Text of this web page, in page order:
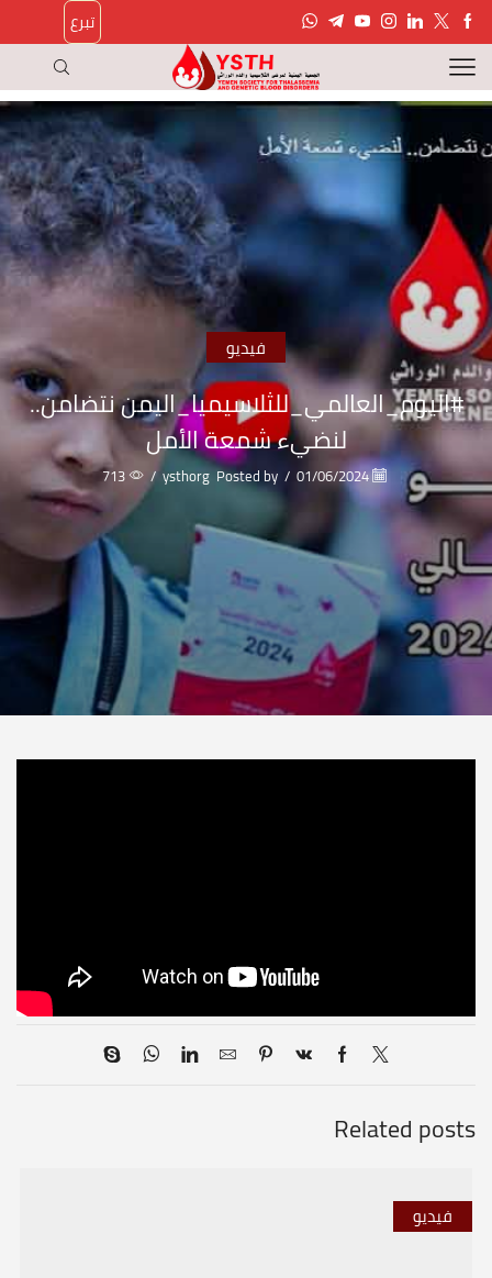
تبرع
فيديو
#اليوم_العالمي_للثلاسيميا_اليمن نتضامن..
لنضيء شمعة الأمل
01/06/2024
/
Posted by
ysthorg
/
713
Related posts
فيديو